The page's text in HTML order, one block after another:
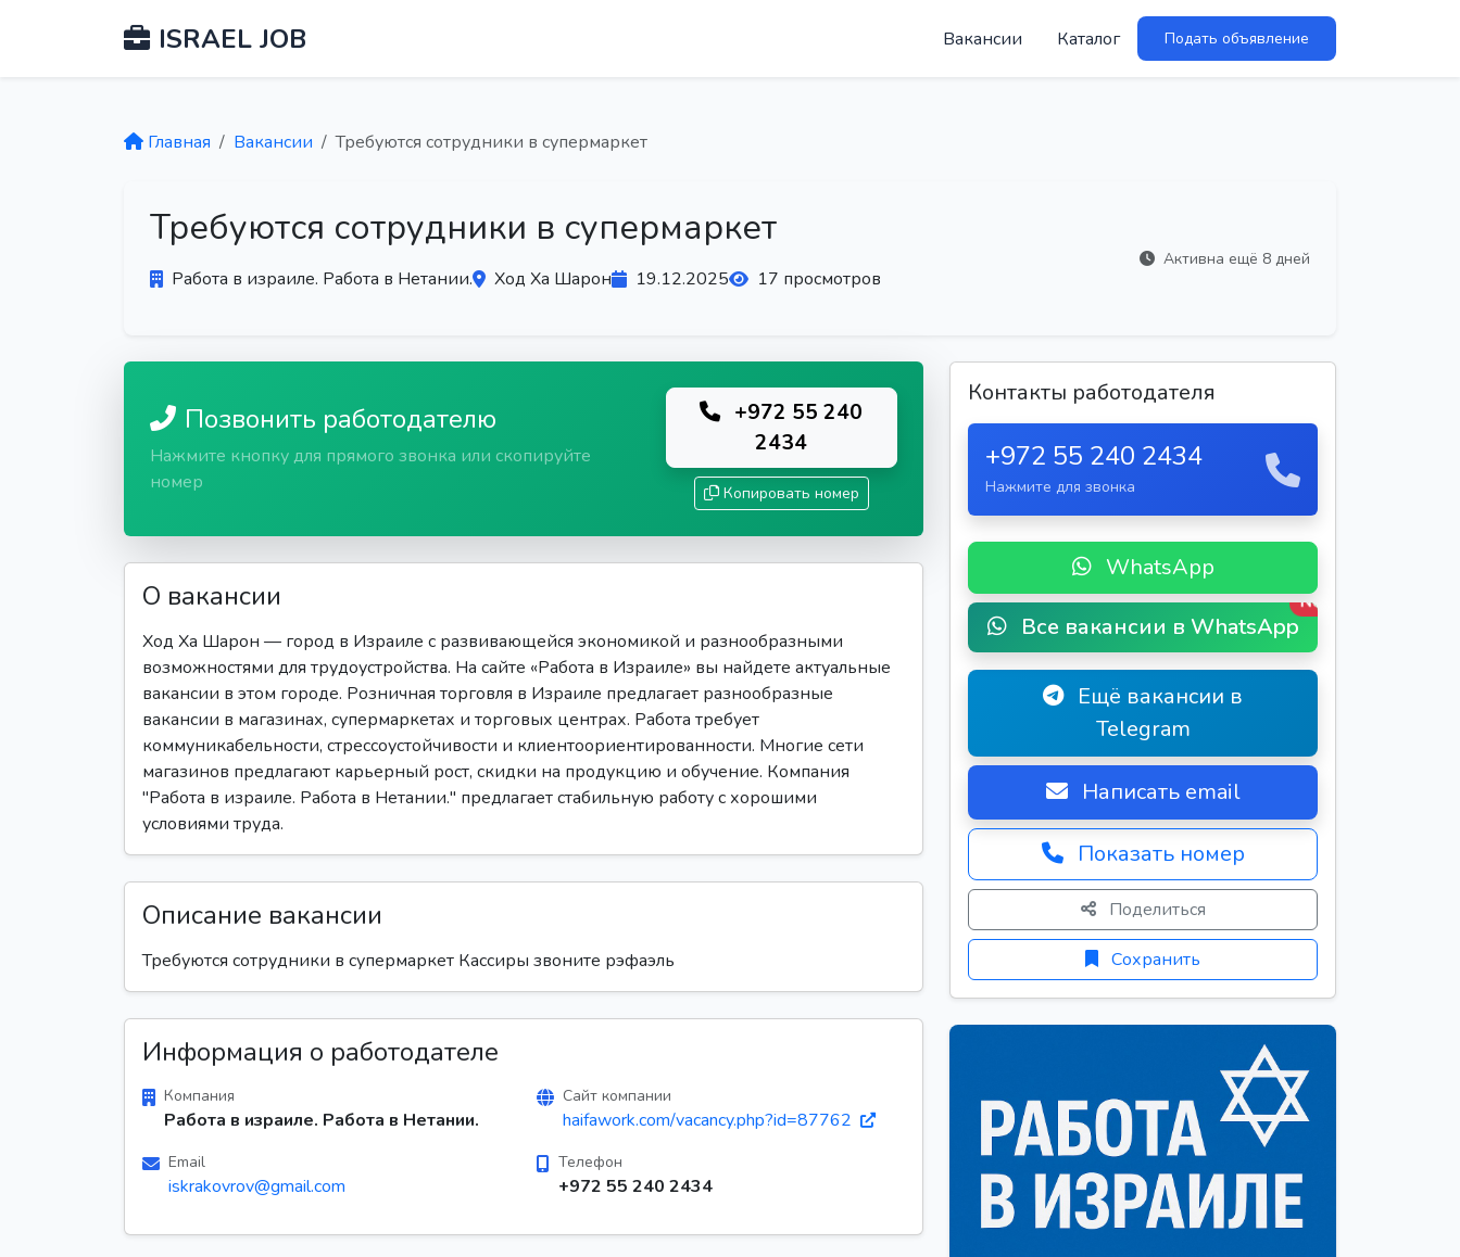
ISRAEL JOB Вакансии Каталог Подать объявление
Главная Вакансии Требуются сотрудники в супермаркет
Требуются сотрудники в супермаркет
Работа в израиле. Работа в Нетании. Ход Ха Шарон 19.12.2025 17 просмотров
Активна ещё 8 дней
Позвонить работодателю
Нажмите кнопку для прямого звонка или скопируйте
номер
+972 55 240
2434
Копировать номер
О вакансии
Ход Ха Шарон — город в Израиле с развивающейся экономикой и разнообразными
возможностями для трудоустройства. На сайте «Работа в Израиле» вы найдете актуальные
вакансии в этом городе. Розничная торговля в Израиле предлагает разнообразные
вакансии в магазинах, супермаркетах и торговых центрах. Работа требует
коммуникабельности, стрессоустойчивости и клиентоориентированности. Многие сети
магазинов предлагают карьерный рост, скидки на продукцию и обучение. Компания
"Работа в израиле. Работа в Нетании." предлагает стабильную работу с хорошими
условиями труда.
Описание вакансии
Требуются сотрудники в супермаркет Кассиры звоните рэфаэль
Информация о работодателе
Компания
Работа в израиле. Работа в Нетании.
Сайт компании
haifawork.com/vacancy.php?id=87762
Email
iskrakovrov@gmail.com
Телефон
+972 55 240 2434
Контакты работодателя
+972 55 240 2434
Нажмите для звонка
WhatsApp
Все вакансии в WhatsApp
New
Ещё вакансии в
Telegram
Написать email
Показать номер
Поделиться
Сохранить